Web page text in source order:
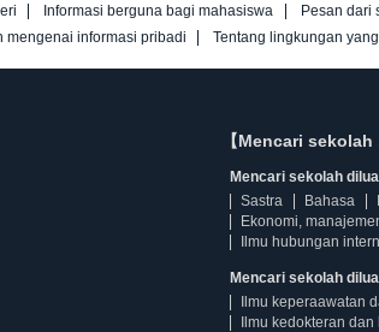
Informasi berguna bagi mahasiswa
Pesan dari
mengenai informasi pribadi Tentang lingkungan
【Mencari
Mencari sekolah
Sastra
Bahasa
Ekonomi,
Ilmu hubungan
Mencari sekolah
Ilmu keperaawatan
Ilmu kedokteran